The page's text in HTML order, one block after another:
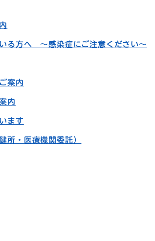
る方へ 〜感染症にご注意ください〜
案内
内
ます
所・医療機関委託）